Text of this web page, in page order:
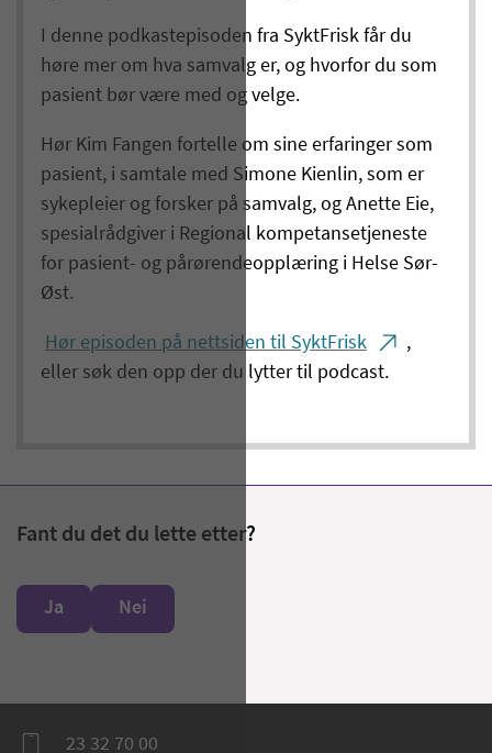
I denne podkastepisoden fra SyktFrisk får du
høre mer om hva samvalg er, og hvorfor du som
pasient bør være med og velge.
Hør Kim Fangen fortelle om sine erfaringer som
pasient, i samtale med Simone Kienlin, som er
sykepleier og forsker på samvalg, og Anette Eie,
spesialrådgiver i Regional kompetansetjeneste
for pasient- og pårørendeopplæring i Helse Sør-
Øst.
Hør episoden på nettsiden til SyktFrisk
,
eller søk den opp der du lytter til podcast.
Fant du det du lette etter?
Ja Nei